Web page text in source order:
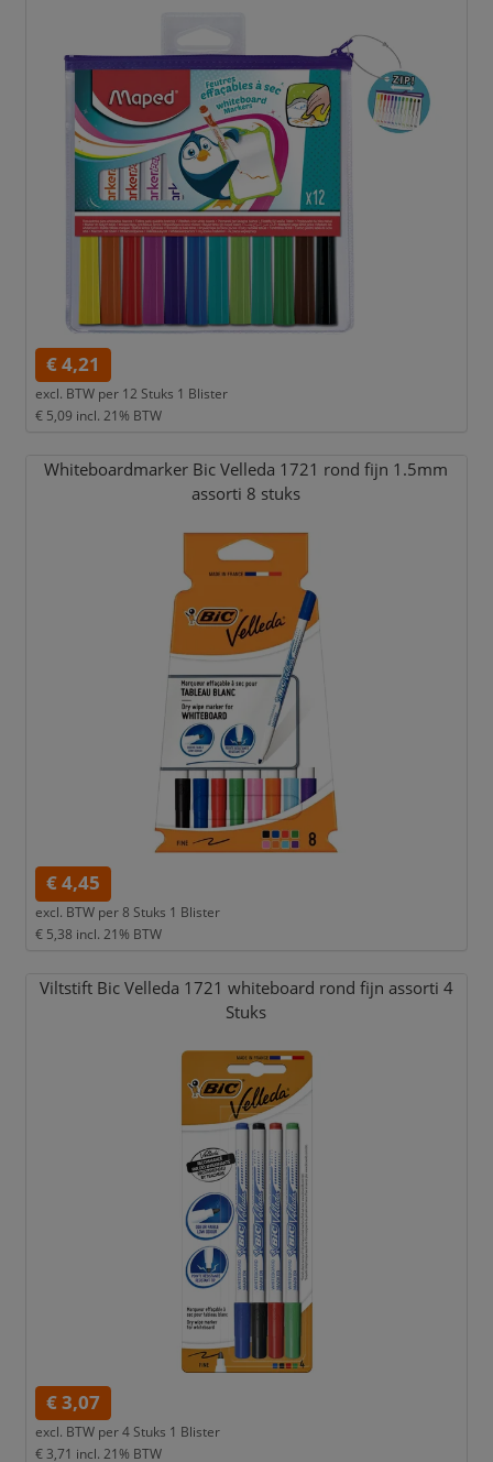
€ 4,21
excl. BTW per 12 Stuks 1 Blister
€ 5,09 incl. 21% BTW
Whiteboardmarker Bic Velleda 1721 rond fijn 1.5mm
assorti 8 stuks
€ 4,45
excl. BTW per8 Stuks 1 Blister
€ 5,38 incl. 21% BTW
Viltstift Bic Velleda 1721 whiteboard rond fijn assorti 4
Stuks
€ 3,07
excl. BTW per4 Stuks 1 Blister
€ 3,71 incl. 21% BTW